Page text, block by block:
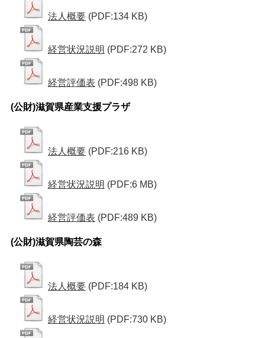
法人概要 (PDF:134 KB)
経営状況説明 (PDF:272 KB)
経営評価表 (PDF:498 KB)
(公財)滋賀県産業支援プラザ
法人概要 (PDF:216 KB)
経営状況説明 (PDF:6 MB)
経営評価表 (PDF:489 KB)
(公財)滋賀県陶芸の森
法人概要 (PDF:184 KB)
経営状況説明 (PDF:730 KB)